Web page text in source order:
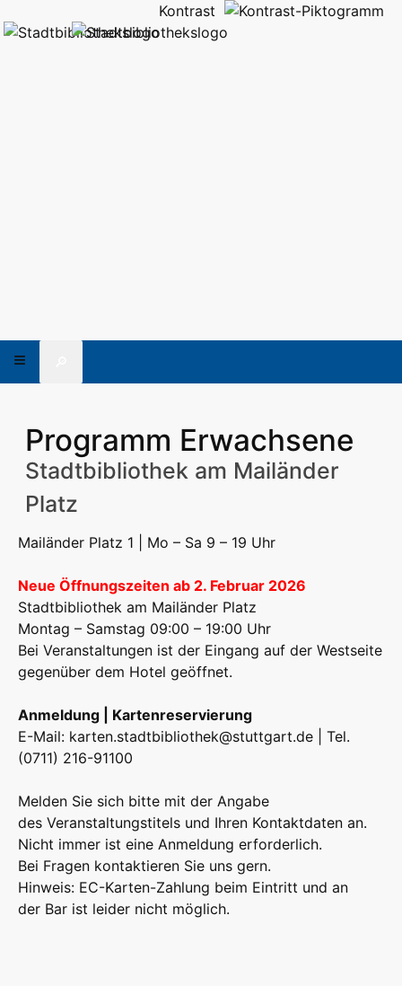
Kontrast
Programm Erwachsene
Stadtbibliothek am Mailänder
Platz
Mailänder Platz 1 | Mo – Sa 9 – 19 Uhr
Neue Öffnungszeiten ab 2. Februar 2026
Stadtbibliothek am Mailänder Platz
Montag – Samstag 09:00 – 19:00 Uhr
Bei Veranstaltungen ist der Eingang auf der Westseite
gegenüber dem Hotel geöffnet.
Anmeldung | Kartenreservierung
E-Mail: karten.stadtbibliothek@stuttgart.de | Tel.
(0711) 216-91100
Melden Sie sich bitte mit der Angabe
des Veranstaltungstitels und Ihren Kontaktdaten an.
Nicht immer ist eine Anmeldung erforderlich.
Bei Fragen kontaktieren Sie uns gern.
Hinweis: EC-Karten-Zahlung beim Eintritt und an
der Bar ist leider nicht möglich.